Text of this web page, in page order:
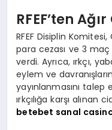
RFEF’ten
RFEF Disiplin
para cezası ve 3
verdi. Ayrıca, ırkçı,
eylem ve
yayınlanmasını
ırkçılığa karşı
betebet sanal